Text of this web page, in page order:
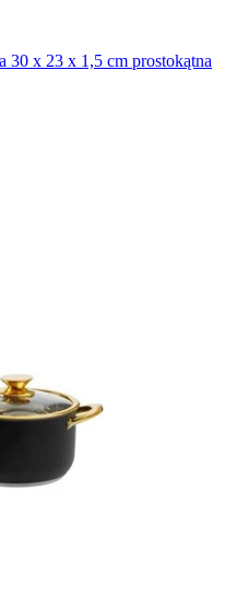
30 x 23 x 1,5 cm prostokątna